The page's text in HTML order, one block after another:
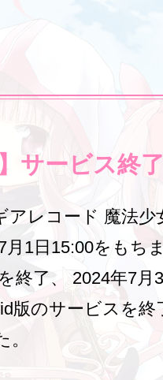
】サービス終
アレコード 魔法
月1日15:00をもち
終了、 2024年7月
版のサービスを